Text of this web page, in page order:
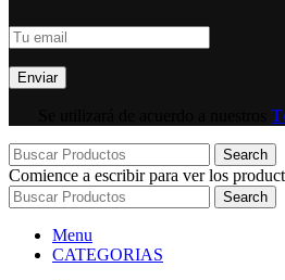
Search
Comience a escribir para ver los
Search
Menu
CATEGORIAS